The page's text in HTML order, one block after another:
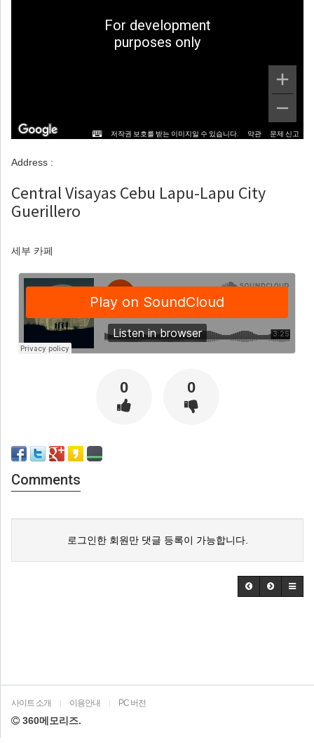
For development
purposes only
저작권 보호를 받는 이미지일 수 있습니다. 약관 문제 신고
Address :
Central Visayas Cebu Lapu-Lapu City
Guerillero
세부 카페
0 0
Comments
로그인한 회원만 댓글 등록이 가능합니다.
사이트 소개 | 이용안내 | PC 버전
360메모리즈.